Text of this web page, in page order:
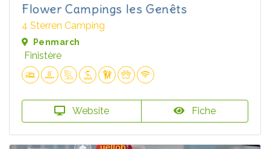
Flower Campings les Genêts
4 Sterren Camping
Penmarch
Finistère
Website Fiche